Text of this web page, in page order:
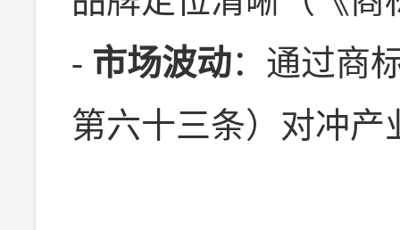
- 市场波动：通过商
第六十三条）对冲产